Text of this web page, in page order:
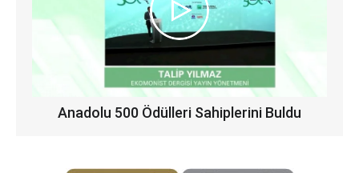
Anadolu 500 Ödülleri Sahiplerini Buldu